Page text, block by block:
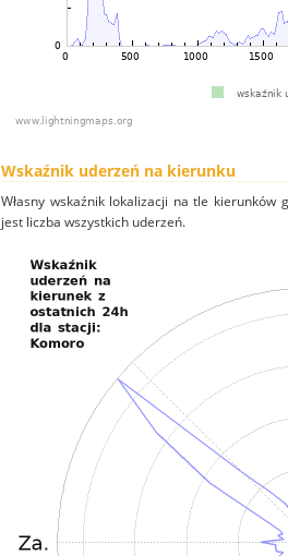
Wskaźnik uderzeń na kierunku
Własny wskaźnik lokalizacji na tle
jest liczba wszystkich uderzeń.